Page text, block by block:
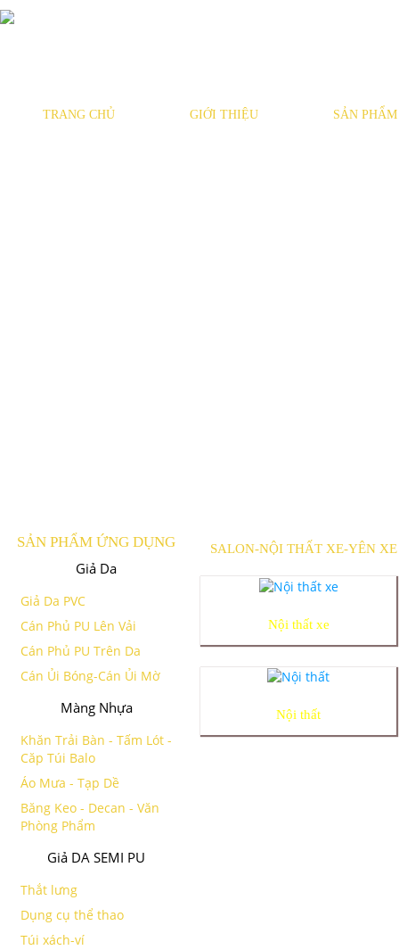
TRANG CHỦ GIỚI THIỆU SẢN PHẨM
SẢN PHẨM ỨNG DỤNG
Giả Da
Giả Da PVC
Cán Phủ PU Lên Vải
Cán Phủ PU Trên Da
Cán Ủi Bóng-Cán Ủi Mờ
Màng Nhựa
Khăn Trải Bàn - Tấm Lót -
Căp Túi Balo
Áo Mưa - Tạp Dề
Băng Keo - Decan - Văn
Phòng Phẩm
Giả DA SEMI PU
Thắt lưng
Dụng cụ thể thao
Túi xách-ví
SALON-NỘI THẤT XE-YÊN XE
Nội thất xe
Nội thất